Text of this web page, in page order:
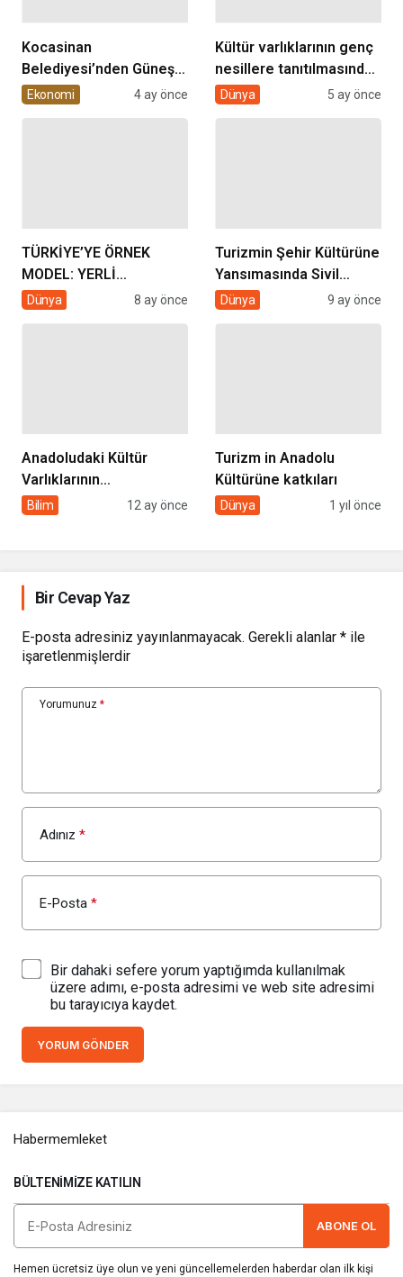
Kocasinan
Belediyesi’nden Güneş
Enerjisi Hamlesi
Ekonomi 4 ay önce
Kültür varlıklarının genç
nesillere tanıtılmasında
sivil toplumun rolü
Dünya 5 ay önce
TÜRKİYE’YE ÖRNEK
MODEL: YERLİ
ÜRETİMDE KAYSERİ
Dünya 8 ay önce
Turizmin Şehir Kültürüne
Yansımasında Sivil
Toplumun Rolü
Dünya 9 ay önce
Anadoludaki Kültür
Varlıklarının
Korunmasında Sivil
Bilim 12 ay önce
Turizm in Anadolu
Kültürüne katkıları
Dünya 1 yıl önce
Bir Cevap Yaz
E-posta adresiniz yayınlanmayacak. Gerekli alanlar * ile
işaretlenmişlerdir
Yorumunuz *
Adınız *
E-Posta *
Bir dahaki sefere yorum yaptığımda kullanılmak
üzere adımı, e-posta adresimi ve web site adresimi
bu tarayıcıya kaydet.
YORUM GÖNDER
Habermemleket
BÜLTENIMIZE KATILIN
ABONE OL
Hemen ücretsiz üye olun ve yeni güncellemelerden haberdar olan ilk kişi